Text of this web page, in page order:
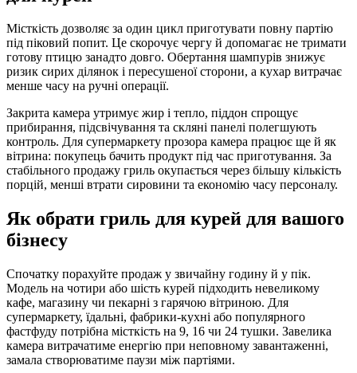
Місткість дозволяє за один цикл приготувати повну партію
під піковий попит. Це скорочує чергу й допомагає не тримати
готову птицю занадто довго. Обертання шампурів знижує
ризик сирих ділянок і пересушеної сторони, а кухар витрачає
менше часу на ручні операції.
Закрита камера утримує жир і тепло, піддон спрощує
прибирання, підсвічування та скляні панелі полегшують
контроль. Для супермаркету прозора камера працює ще й як
вітрина: покупець бачить продукт під час приготування. За
стабільного продажу гриль окупається через більшу кількість
порцій, менші втрати сировини та економію часу персоналу.
Як обрати гриль для курей для вашого
бізнесу
Спочатку порахуйте продаж у звичайну годину й у пік.
Модель на чотири або шість курей підходить невеликому
кафе, магазину чи пекарні з гарячою вітриною. Для
супермаркету, їдальні, фабрики-кухні або популярного
фастфуду потрібна місткість на 9, 16 чи 24 тушки. Завелика
камера витрачатиме енергію при неповному завантаженні,
замала створюватиме паузи між партіями.